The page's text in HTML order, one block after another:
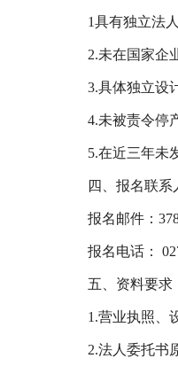
1具有独立法
2.未在国家企
3.具体独立设
4.未被责令停
5.在近三年未
四、报名联系
报名邮件：
报名电话：
五、资料要求
1.营业执照、
2.法人委托书